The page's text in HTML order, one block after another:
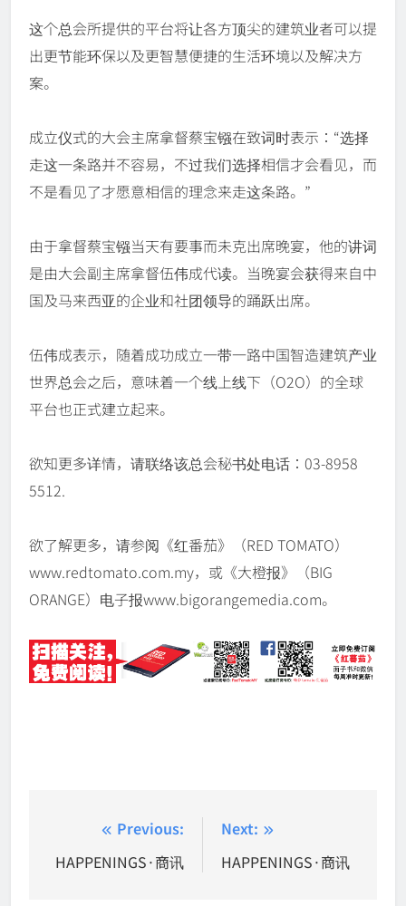
这个总会所提供的平台将让各方顶尖的建筑业者可以提
出更节能环保以及更智慧便捷的生活环境以及解决方
案。
成立仪式的大会主席拿督蔡宝镪在致词时表示：“选择
走这一条路并不容易，不过我们选择相信才会看见，而
不是看见了才愿意相信的理念来走这条路。”
由于拿督蔡宝镪当天有要事而未克出席晚宴，他的讲词
是由大会副主席拿督伍伟成代读。当晚宴会获得来自中
国及马来西亚的企业和社团领导的踊跃出席。
伍伟成表示，随着成功成立一带一路中国智造建筑产业
世界总会之后，意味着一个线上线下（O2O）的全球
平台也正式建立起来。
欲知更多详情，请联络该总会秘书处电话：03-8958
5512.
欲了解更多，请参阅《红番茄》（RED TOMATO）
www.redtomato.com.my，或《大橙报》（BIG
ORANGE）电子报www.bigorangemedia.com。
navigation
Previous:
HAPPENINGS·商讯
Next:
HAPPENINGS·商讯